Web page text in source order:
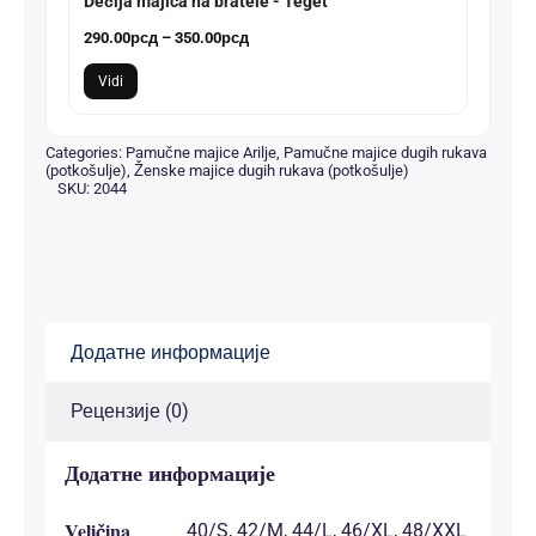
290.00рсд – 350.00рсдРаспон
до
350.00рсд
Vidi
Categories: Pamučne majice Arilje, Pamučne majice dugih rukava
(potkošulje), Ženske majice dugih rukava (potkošulje)
SKU: 2044
Додатне информације
Рецензије (0)
Додатне информације
Veličina 40/S, 42/M, 44/L, 46/XL, 48/XXL